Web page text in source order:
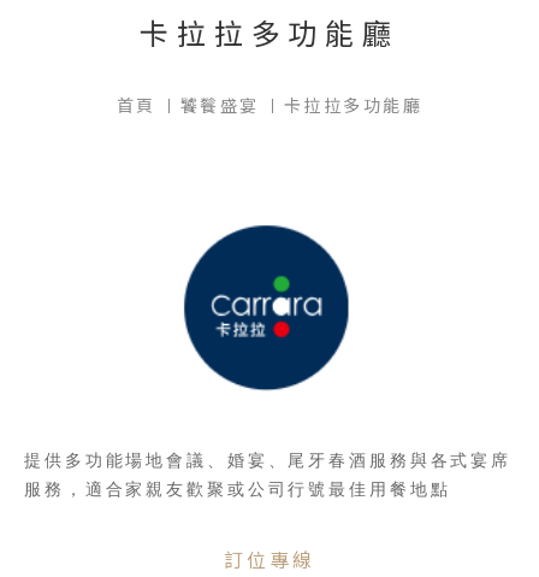
卡拉拉多功能廳
首頁 饕餮盛宴 卡拉拉多功能廳
提供多功能場地會議、婚宴、尾牙春酒服務與各式宴席
服務，適合家親友歡聚或公司行號最佳用餐地點
訂位專線